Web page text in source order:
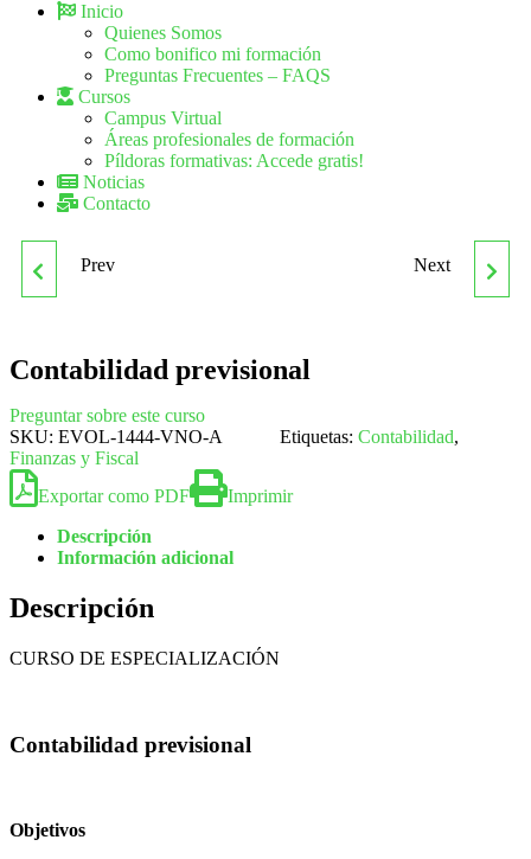
Inicio
Quienes Somos
Como bonifico mi formación
Preguntas Frecuentes – FAQS
Cursos
Campus Virtual
Áreas profesionales de formación
Píldoras formativas: Accede gratis!
Noticias
Contacto
CONTABILIDAD DE
Prev CONTAMINACIONNext
Contabilidad previsional
Preguntar sobre este curso
SKU: EVOL-1444-VNO-A Etiquetas: Contabilidad,
Finanzas y Fiscal
Exportar como PDF
Imprimir
Descripción
Información adicional
Descripción
CURSO DE ESPECIALIZACIÓN
Contabilidad previsional
Objetivos